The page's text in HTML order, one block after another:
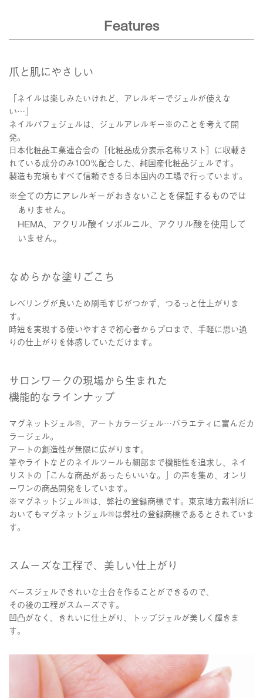
Features
爪と肌にやさしい
「ネイルは楽しみたいけれど、アレルギーでジェルが使えな
い…」
ネイルパフェジェルは、ジェルアレルギー※のことを考えて開
発。
日本化粧品工業連合会の［化粧品成分表示名称リスト］に収載さ
れている成分のみ100％配合した、純国産化粧品ジェルです。
製造も充填もすべて信頼できる日本国内の工場で行っています。
※全ての方にアレルギーがおきないことを保証するものでは
ありません。
HEMA、アクリル酸イソボルニル、アクリル酸を使用して
いません。
なめらかな塗りごこち
レベリングが良いため刷毛すじがつかず、つるっと仕上がりま
す。
時短を実現する使いやすさで初心者からプロまで、手軽に思い通
りの仕上がりを体感していただけます。
サロンワークの現場から生まれた
機能的なラインナップ
マグネットジェル®︎、アートカラージェル…バラエティに富んだカ
ラージェル。
アートの創造性が無限に広がります。
筆やライトなどのネイルツールも細部まで機能性を追求し、ネイ
リストの「こんな商品があったらいいな。」の声を集め、オンリ
ーワンの商品開発をしています。
※マグネットジェル®は、弊社の登録商標です。東京地方裁判所に
おいてもマグネットジェル®は弊社の登録商標であるとされていま
す。
スムーズな工程で、美しい仕上がり
ベースジェルできれいな土台を作ることができるので、
その後の工程がスムーズです。
凹凸がなく、きれいに仕上がり、トップジェルが美しく輝きま
す。